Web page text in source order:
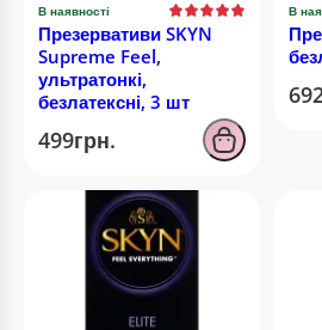
В наявності
Презервативи SKYN
Supreme Feel,
ультратонкі,
безлатексні, 3 шт
499грн.
В